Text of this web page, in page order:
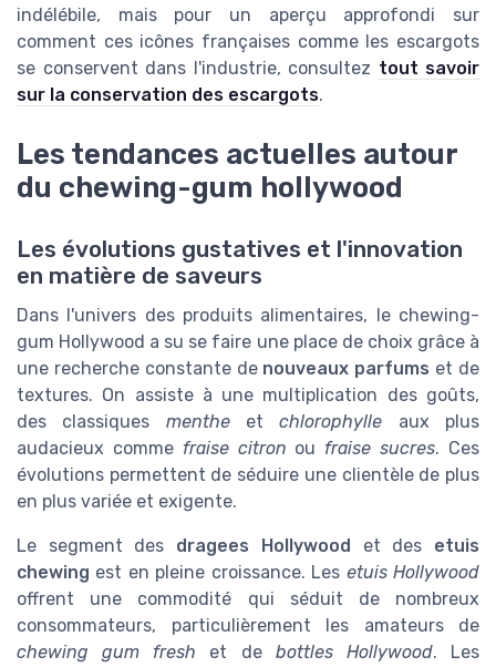
indélébile, mais pour un aperçu approfondi sur
comment ces icônes françaises comme les escargots
se conservent dans l'industrie, consultez tout savoir
sur la conservation des escargots.
Les tendances actuelles autour
du chewing-gum hollywood
Les évolutions gustatives et l'innovation
en matière de saveurs
Dans l'univers des produits alimentaires, le chewing-
gum Hollywood a su se faire une place de choix grâce à
une recherche constante de nouveaux parfums et de
textures. On assiste à une multiplication des goûts,
des classiques mentheetchlorophylle aux plus
audacieux comme fraise citron ou fraise sucres. Ces
évolutions permettent de séduire une clientèle de plus
en plus variée et exigente.
Le segment des dragees Hollywood et des etuis
chewing est en pleine croissance. Les etuis Hollywood
offrent une commodité qui séduit de nombreux
consommateurs, particulièrement les amateurs de
chewing gum fresh et de bottles Hollywood. Les